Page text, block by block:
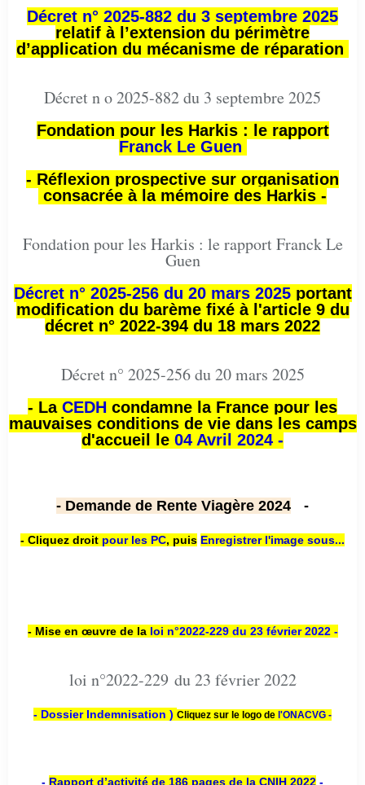
Décret n° 2025-882 du 3 septembre 2025
relatif à l’extension du périmètre
d’application du mécanisme de réparation
Décret n o 2025-882 du 3 septembre 2025
Fondation pour les Harkis : le rapport
Franck Le Guen
- Réflexion prospective sur organisation
consacrée à la mémoire des Harkis -
Fondation pour les Harkis : le rapport Franck Le
Guen
Décret n° 2025-256 du 20 mars 2025portant
modification du barème fixé à l'article 9 du
décret n° 2022-394 du 18 mars 2022
Décret n° 2025-256 du 20 mars 2025
- La CEDH condamne la France pour les
mauvaises conditions de vie dans les camps
d'accueil le 04 Avril 2024 -
- Demande de Rente Viagère 2024 -
- Cliquez droit pour les PC, puis Enregistrer l'image sous...
- Mise en œuvre de la loi n°2022-229 du 23 février 2022 -
loi n°2022-229 du 23 février 2022
- Dossier Indemnisation ) Cliquez sur le logo de l'ONACVG -
- Rapport d’activité de 186 pages de la CNIH 2022 -